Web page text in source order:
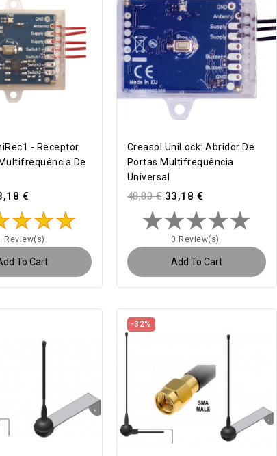
- Receptor
De
€
Review(s)
To Cart
Creasol UniLock: Abridor De
Portas Multifrequência
Universal
48,80 € 33,18 €
0 Review(s)
Add To Cart
-32%